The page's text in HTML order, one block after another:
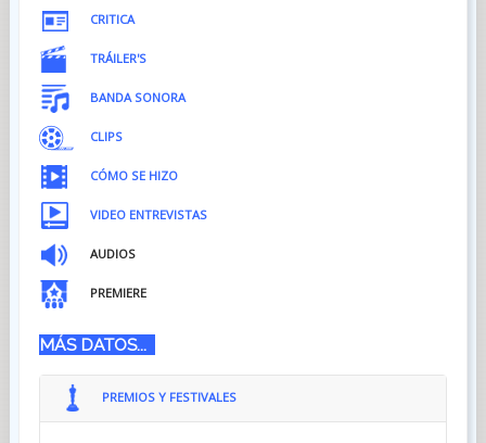
CRITICA
TRÁILER'S
BANDA SONORA
CLIPS
CÓMO SE HIZO
VIDEO ENTREVISTAS
AUDIOS
PREMIERE
MÁS DATOS...
PREMIOS Y FESTIVALES